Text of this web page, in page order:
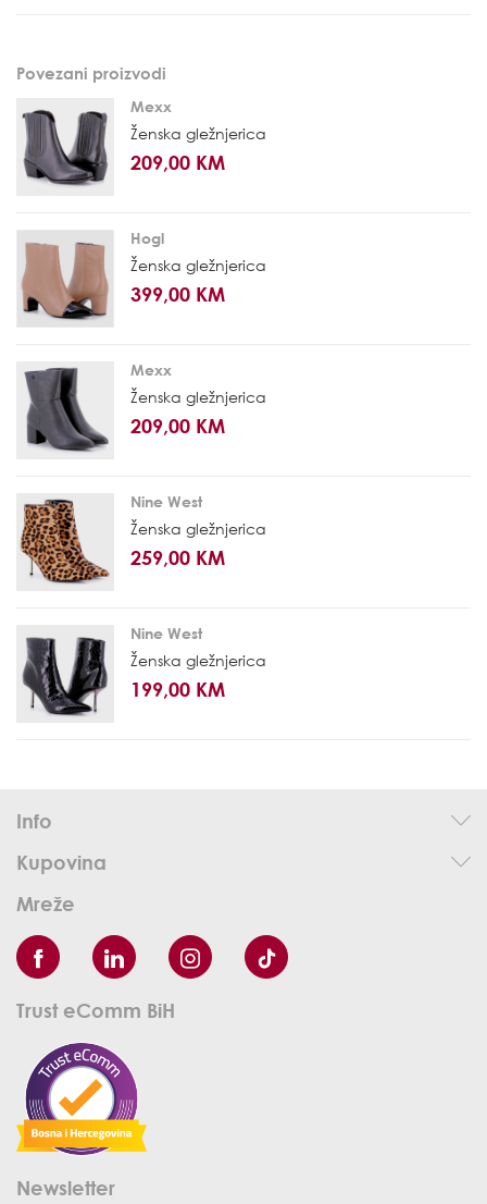
Povezani proizvodi
Mexx
Ženska gležnjerica
209,00 KM
Hogl
Ženska gležnjerica
399,00 KM
Mexx
Ženska gležnjerica
209,00 KM
Nine West
Ženska gležnjerica
259,00 KM
Nine West
Ženska gležnjerica
199,00 KM
Info
Kupovina
Mreže
Trust eComm BiH
Newsletter